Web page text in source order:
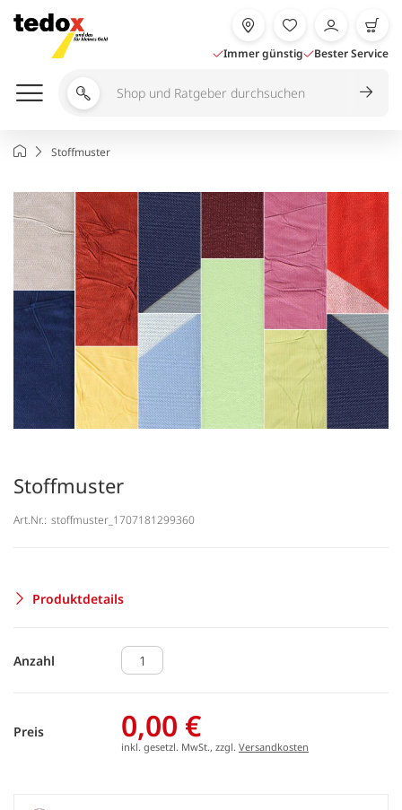
Inhalt
springen
Immer günstig Bester Service
Shop
Ratgeber
StartseiteStoffmuster
Stoffmuster
Art.Nr.: stoffmuster_1707181299360
Produktdetails
Anzahl
Preis 0,00 €
inkl. gesetzl. MwSt., zzgl. Versandkosten